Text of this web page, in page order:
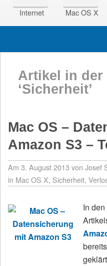
Internet Mac OS X
Artikel in der
‘Sicherheit’
Mac OS –
Amazon S3 –
Am 3. August 2013 von Josef
in Mac OS X, Sicherheit,
In